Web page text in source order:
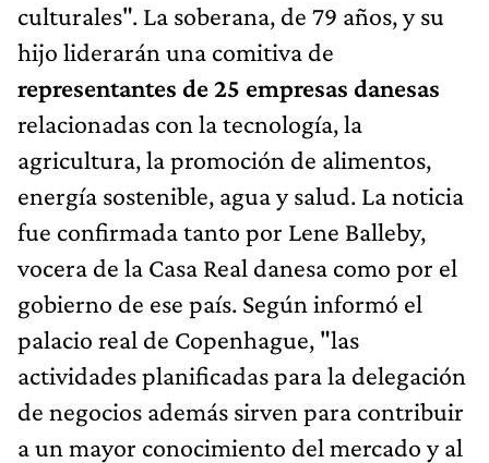
culturales". La soberana, de 79 años, y su
hijo liderarán una comitiva de
representantes de 25 empresas danesas
relacionadas con la tecnología, la
agricultura, la promoción de alimentos,
energía sostenible, agua y salud. La noticia
fue confirmada tanto por Lene Balleby,
vocera de la Casa Real danesa como por el
gobierno de ese país. Según informó el
palacio real de Copenhague, "las
actividades planificadas para la delegación
de negocios además sirven para contribuir
a un mayor conocimiento del mercado y al